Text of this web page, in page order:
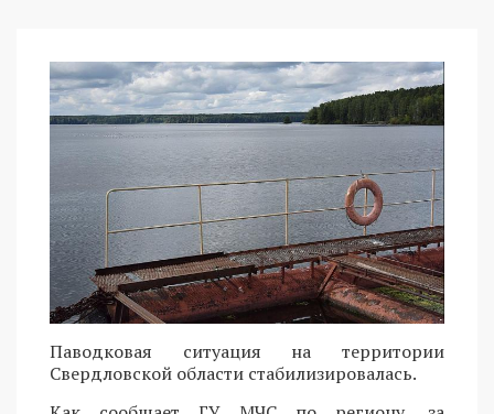
Паводковая ситуация на территории
Свердловской области стабилизировалась.